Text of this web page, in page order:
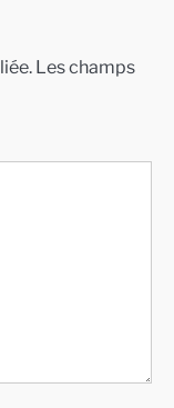
Les champs